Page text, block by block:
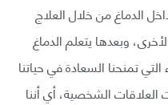
الدماغ من خلال العلاج
وبعدها يتعلم الدماغ
تمنحنا السعادة في حياتنا
العلاقات الشخصية، أي أننا